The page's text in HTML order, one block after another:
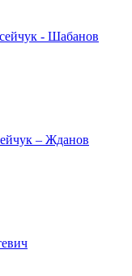
- Шабанов
– Жданов